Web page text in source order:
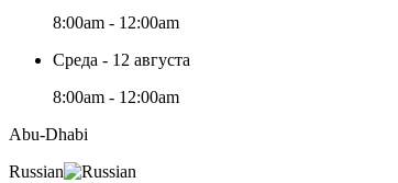
8:00am - 12:00am
Среда - 12 августа
8:00am - 12:00am
Abu-Dhabi
Russian